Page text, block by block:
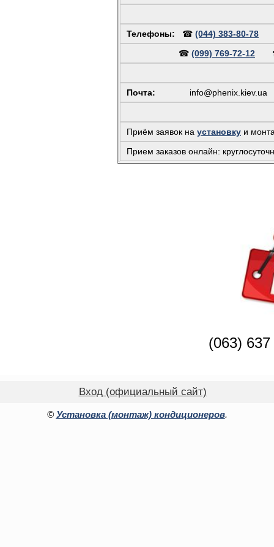
Телефоны: ☎ (044) 383-80-78
☎ (099) 769-72-12
Почта: info@phenix.kiev.ua
Приём заявок на установку и
Прием заказов онлайн:
(063)
Вход (официальный сайт)
© Установка (монтаж) кондиционеров.